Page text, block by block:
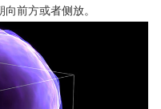
前方或者侧放。